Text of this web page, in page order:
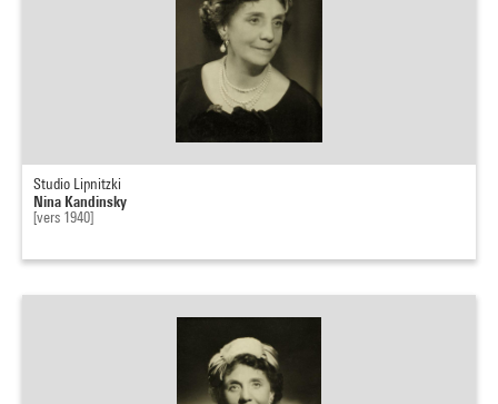
Studio Lipnitzki
Nina Kandinsky
[vers 1940]